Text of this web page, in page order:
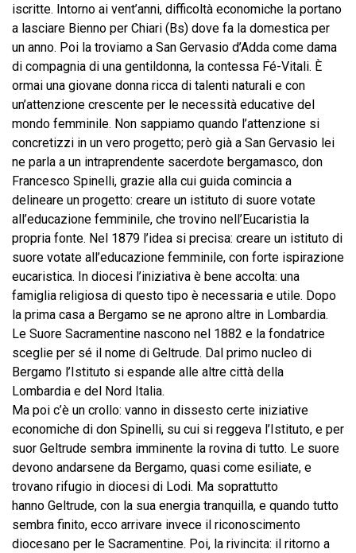
iscritte. Intorno ai vent’anni, difficoltà economiche la portano
a lasciare Bienno per Chiari (Bs) dove fa la domestica per
un anno. Poi la troviamo a San Gervasio d’Adda come dama
di compagnia di una gentildonna, la contessa Fé-Vitali. È
ormai una giovane donna ricca di talenti naturali e con
un’attenzione crescente per le necessità educative del
mondo femminile. Non sappiamo quando l’attenzione si
concretizzi in un vero progetto; però già a San Gervasio lei
ne parla a un intraprendente sacerdote bergamasco, don
Francesco Spinelli, grazie alla cui guida comincia a
delineare un progetto: creare un istituto di suore votate
all’educazione femminile, che trovino nell’Eucaristia la
propria fonte. Nel 1879 l’idea si precisa: creare un istituto di
suore votate all’educazione femminile, con forte ispirazione
eucaristica. In diocesi l’iniziativa è bene accolta: una
famiglia religiosa di questo tipo è necessaria e utile. Dopo
la prima casa a Bergamo se ne aprono altre in Lombardia.
Le Suore Sacramentine nascono nel 1882 e la fondatrice
sceglie per sé il nome di Geltrude. Dal primo nucleo di
Bergamo l’Istituto si espande alle altre città della
Lombardia e del Nord Italia.
Ma poi c’è un crollo: vanno in dissesto certe iniziative
economiche di don Spinelli, su cui si reggeva l’Istituto, e per
suor Geltrude sembra imminente la rovina di tutto. Le suore
devono andarsene da Bergamo, quasi come esiliate, e
trovano rifugio in diocesi di Lodi. Ma soprattutto
hanno Geltrude, con la sua energia tranquilla, e quando tutto
sembra finito, ecco arrivare invece il riconoscimento
diocesano per le Sacramentine. Poi, la rivincita: il ritorno a